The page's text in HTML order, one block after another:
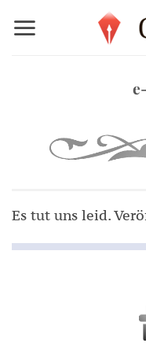
Inhalt
Es tut uns leid.